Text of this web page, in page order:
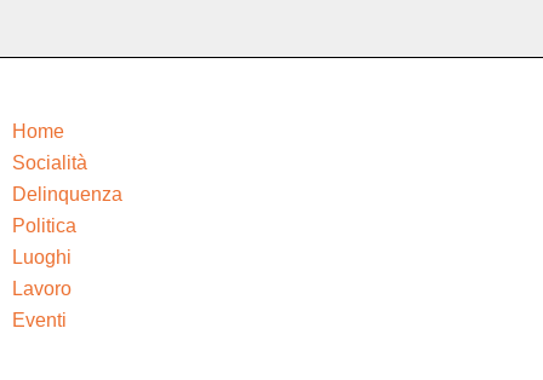
Home
Socialità
Delinquenza
Politica
Luoghi
Lavoro
Eventi